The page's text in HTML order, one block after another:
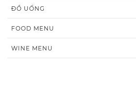
ĐỒ UỐNG
FOOD MENU
WINE MENU